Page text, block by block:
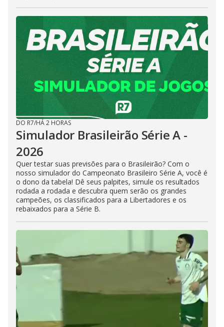
DO R7/HÁ 2 HORAS
Simulador Brasileirão Série A -
2026
Quer testar suas previsões para o Brasileirão? Com o
nosso simulador do Campeonato Brasileiro Série A, você é
o dono da tabela! Dê seus palpites, simule os resultados
rodada a rodada e descubra quem serão os grandes
campeões, os classificados para a Libertadores e os
rebaixados para a Série B.